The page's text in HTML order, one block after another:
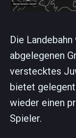
Die
abgelegenen
verstecktes
bietet
wieder einen
Spieler.